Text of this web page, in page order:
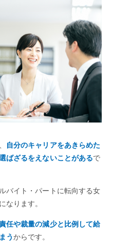
自分のキャリアをあきらめた
ばざるをえないことがあるで
バイト・パートに転向する女
なります。
任や裁量の減少と比例して給
うからです。